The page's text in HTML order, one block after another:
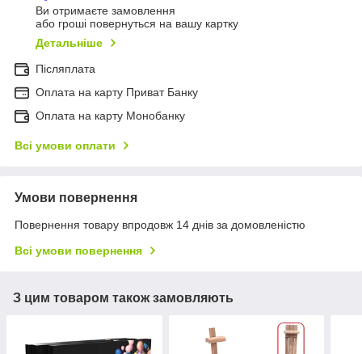
Ви отримаєте замовлення
або гроші повернуться на вашу картку
Детальніше
Післяплата
Оплата на карту Приват Банку
Оплата на карту Монобанку
Всі умови оплати
Умови повернення
Повернення товару впродовж 14 днів за домовленістю
Всі умови повернення
З цим товаром також замовляють